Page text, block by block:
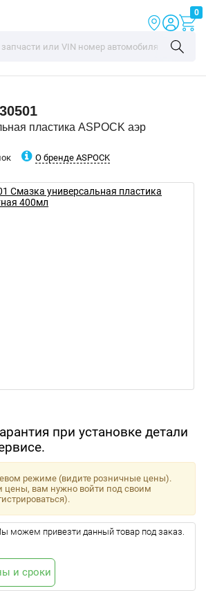
0
пластика ASPOCK аэр
О бренде ASPOCK
при установке детали
режиме (видите розничные цены).
цены, вам нужно войти под своим
можем привезти данный товар под заказ.
и сроки